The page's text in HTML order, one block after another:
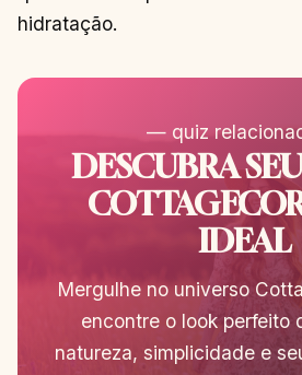
hidratação.
— quiz
DESCUBRA
IDEAL
Mergulhe no universo
encontre o look perfeito
natureza, simplicidade e